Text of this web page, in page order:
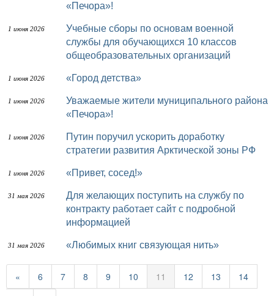
«Печора»!
1 июня 2026
Учебные сборы по основам военной
службы для обучающихся 10 классов
общеобразовательных организаций
1 июня 2026 «Город детства»
1 июня 2026
Уважаемые жители муниципального района
«Печора»!
1 июня 2026
Путин поручил ускорить доработку
стратегии развития Арктической зоны РФ
1 июня 2026 «Привет, сосед!»
31 мая 2026
Для желающих поступить на службу по
контракту работает сайт с подробной
информацией
31 мая 2026 «Любимых книг связующая нить»
« 6 7 8 9 10 11 12 13
14